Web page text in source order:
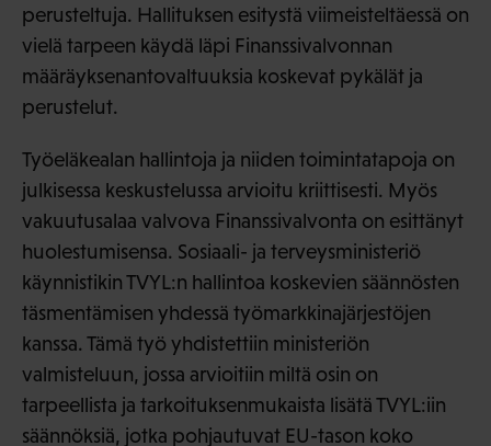
perusteltuja. Hallituksen esitystä viimeisteltäessä on
vielä tarpeen käydä läpi Finanssivalvonnan
määräyksenantovaltuuksia koskevat pykälät ja
perustelut.
Työeläkealan hallintoja ja niiden toimintatapoja on
julkisessa keskustelussa arvioitu kriittisesti. Myös
vakuutusalaa valvova Finanssivalvonta on esittänyt
huolestumisensa. Sosiaali- ja terveysministeriö
käynnistikin TVYL:n hallintoa koskevien säännösten
täsmentämisen yhdessä työmarkkinajärjestöjen
kanssa. Tämä työ yhdistettiin ministeriön
valmisteluun, jossa arvioitiin miltä osin on
tarpeellista ja tarkoituksenmukaista lisätä TVYL:iin
säännöksiä, jotka pohjautuvat EU-tason koko